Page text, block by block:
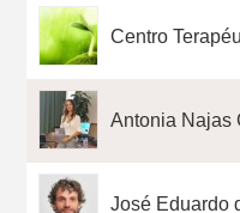
Centro
Antonia Najas
José Eduardo